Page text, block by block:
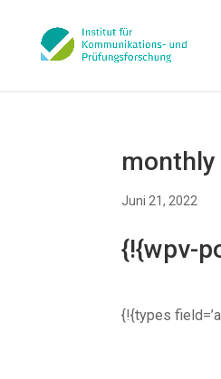
monthly
Juni 21, 2022
{!{wpv-
{!{types